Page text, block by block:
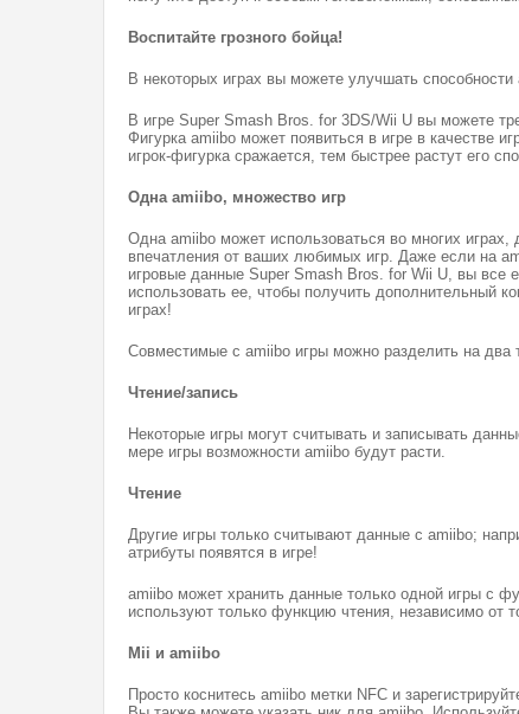
Воспитайте грозного бойца!
В некоторых играх вы можете улучшать
В игре Super Smash Bros. for 3DS/Wii U вы можете
Фигурка amiibo может появиться в игре в качестве
игрок-фигурка сражается, тем быстрее растут его
Одна amiibo, множество игр
Одна amiibo может использоваться во многих играх,
впечатления от ваших любимых игр. Даже если на
игровые данные Super Smash Bros. for Wii U, вы все
использовать ее, чтобы получить дополнительный
играх!
Совместимые с amiibo игры можно разделить на два
Чтение/запись
Некоторые игры могут считывать и записывать
мере игры возможности amiibo будут расти.
Чтение
Другие игры только считывают данные с amiibo;
атрибуты появятся в игре!
amiibo может хранить данные только одной игры с
используют только функцию чтения, независимо от
Mii и amiibo
Просто коснитесь amiibo метки NFC и